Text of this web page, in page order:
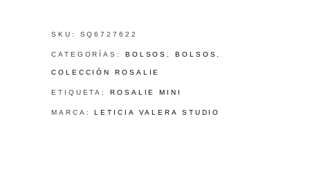
SKU: SQ6727622
CATEGORÍAS: BOLSOS ,BOLSOS
COLECCIÓN ROSALIE
ETIQUETA:ROSALIE MINI
MARCA:LETICIA VALERA STUDIO